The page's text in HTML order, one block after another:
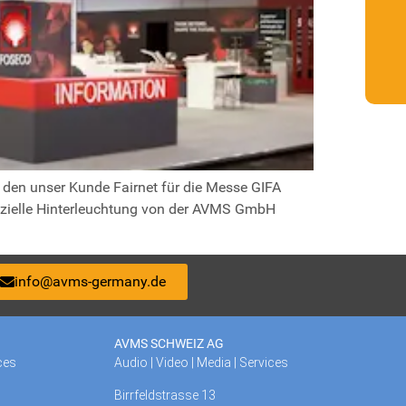
unser Kunde Fairnet für die Messe GIFA
Hinterleuchtung von der AVMS GmbH
info@avms-germany.de
AVMS SCHWEIZ AG
Audio | Video | Media | Services
Birrfeldstrasse 13